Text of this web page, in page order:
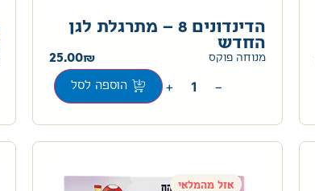
הדינדונים 8 – מתרגלת לגן
החדש
מנוחה פוקס 25.00
−
+ הוספה לסל
אזל מהמלאי